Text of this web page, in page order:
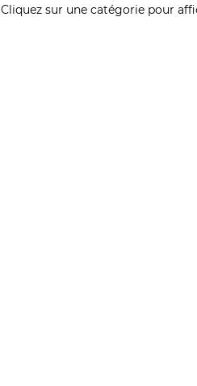
Cliquez sur une catégorie pour